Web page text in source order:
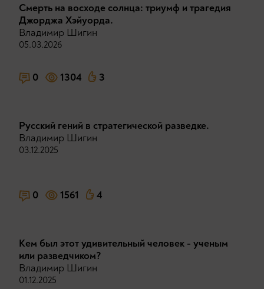
Смерть на восходе солнца: триумф и трагедия
Джорджа Хэйуорда.
Владимир Шигин
05.03.2026
0 1304 3
Русский гений в стратегической разведке.
Владимир Шигин
03.12.2025
0 1561 4
Кем был этот удивительный человек - ученым
или разведчиком?
Владимир Шигин
01.12.2025